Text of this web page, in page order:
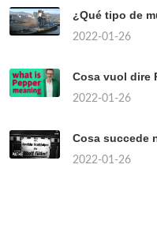
¿Qué tipo de
2022-01-26
Cosa vuol dire
2022-01-26
Cosa succede
2022-01-26